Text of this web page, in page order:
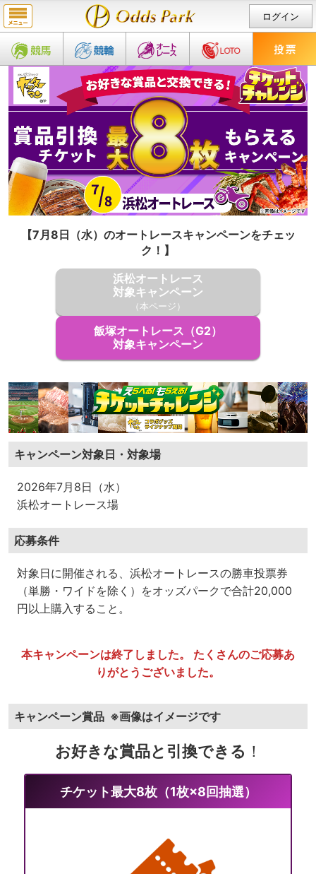
ログイン
【7月8日（水）のオートレースキャンペーンをチェッ
ク！】
浜松オートレース
対象キャンペーン
（本ページ）
飯塚オートレース（G2）
対象キャンペーン
キャンペーン対象日・対象場
2026年7月8日（水）
浜松オートレース場
応募条件
対象日に開催される、浜松オートレースの勝車投票券
（単勝・ワイドを除く）をオッズパークで合計20,000
円以上購入すること。
本キャンペーンは終了しました。 たくさんのご応募あ
りがとうございました。
キャンペーン賞品 ※画像はイメージです
お好きな賞品と引換できる ！
チケット最大8枚（1枚×8回抽選）